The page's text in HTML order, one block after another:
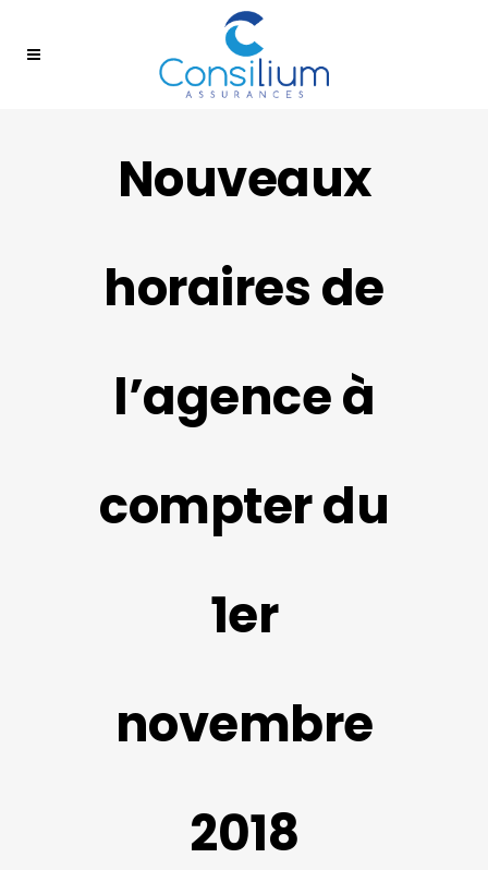
Nouveaux
horaires de
l’agence à
compter du
1er
novembre
2018